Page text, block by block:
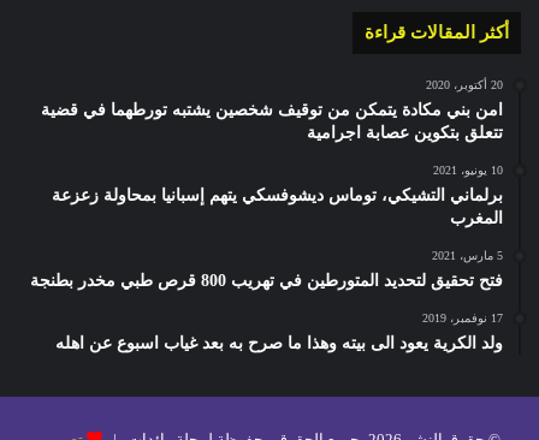
أكثر المقالات قراءة
20 أكتوبر، 2020
امن بني مكادة يتمكن من توقيف شخصين يشتبه تورطهما في قضية
تتعلق بتكوين عصابة اجرامية
10 يونيو، 2021
برلماني التشيكي، توماس ديشوفسكي يتهم إسبانيا بمحاولة زعزعة
المغرب
5 مارس، 2021
فتح تحقيق لتحديد المتورطين في تهريب 800 قرص طبي مخدر بطنجة
17 نوفمبر، 2019
ولد الكرية يعود الى بيته وهذا ما صرح به بعد غياب اسبوع عن اهله